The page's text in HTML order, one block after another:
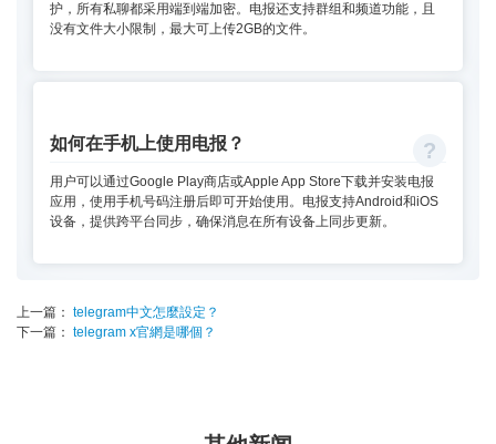
护，所有私聊都采用端到端加密。电报还支持群组和频道功能，且
没有文件大小限制，最大可上传2GB的文件。
如何在手机上使用电报？
用户可以通过Google Play商店或Apple App Store下载并安装电报
应用，使用手机号码注册后即可开始使用。电报支持Android和iOS
设备，提供跨平台同步，确保消息在所有设备上同步更新。
上一篇： telegram中文怎麼設定？
下一篇： telegram x官網是哪個？